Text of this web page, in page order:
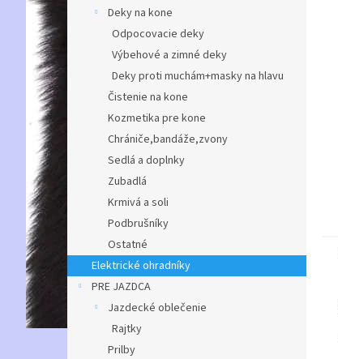
Deky na kone
Odpocovacie deky
Výbehové a zimné deky
Deky proti muchám+masky na hlavu
Čistenie na kone
Kozmetika pre kone
Chrániče,bandáže,zvony
Sedlá a doplnky
Zubadlá
Krmivá a soli
Podbrušníky
Ostatné
Elektrické ohradníky
PRE JAZDCA
Jazdecké oblečenie
Rajtky
Prilby